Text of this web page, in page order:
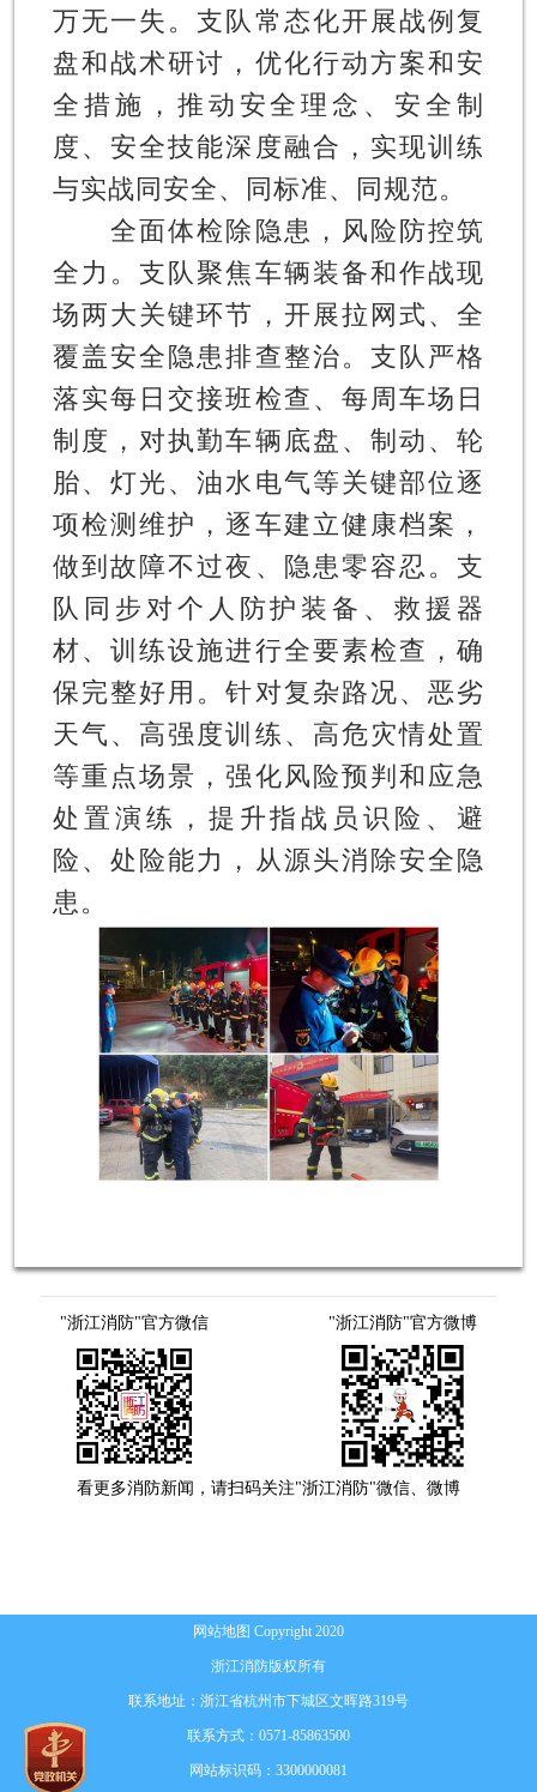
万无一失。支队常态化开展战例复
盘和战术研讨，优化行动方案和安
全措施，推动安全理念、安全制
度、安全技能深度融合，实现训练
与实战同安全、同标准、同规范。
全面体检除隐患，风险防控筑
全力。支队聚焦车辆装备和作战现
场两大关键环节，开展拉网式、全
覆盖安全隐患排查整治。支队严格
落实每日交接班检查、每周车场日
制度，对执勤车辆底盘、制动、轮
胎、灯光、油水电气等关键部位逐
项检测维护，逐车建立健康档案，
做到故障不过夜、隐患零容忍。支
队同步对个人防护装备、救援器
材、训练设施进行全要素检查，确
保完整好用。针对复杂路况、恶劣
天气、高强度训练、高危灾情处置
等重点场景，强化风险预判和应急
处置演练，提升指战员识险、避
险、处险能力，从源头消除安全隐
患。
"浙江消防"官方微信 "浙江消防"官方微博
看更多消防新闻，请扫码关注"浙江消防"微信、微博
网站地图 Copyright 2020
浙江消防版权所有
联系地址：浙江省杭州市下城区文晖路319号
联系方式：0571-85863500
网站标识码：3300000081